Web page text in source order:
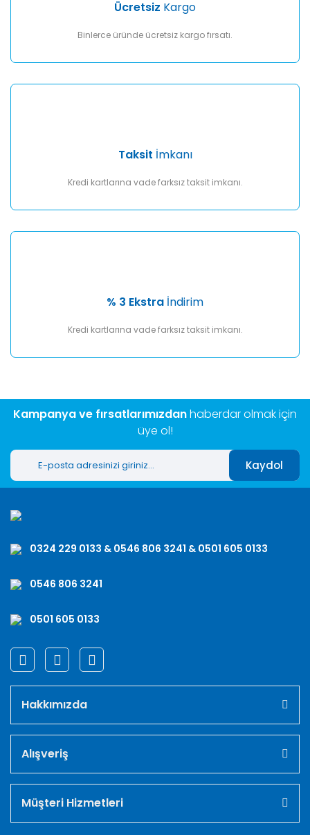
Ücretsiz Kargo
Binlerce üründe ücretsiz kargo fırsatı.
Taksit İmkanı
Kredi kartlarına vade farksız taksit imkanı.
% 3 Ekstra İndirim
Kredi kartlarına vade farksız taksit imkanı.
Kampanya ve fırsatlarımızdanhaberdar olmak için
üye ol!
Kaydol
0324 229 0133 & 0546 806 3241 & 0501 605 0133
0546 806 3241
0501 605 0133
Hakkımızda
Alışveriş
Müşteri Hizmetleri